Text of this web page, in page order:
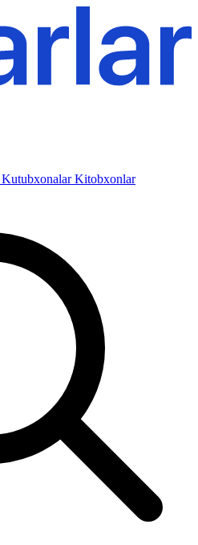
KutubxonalarKitobxonlar